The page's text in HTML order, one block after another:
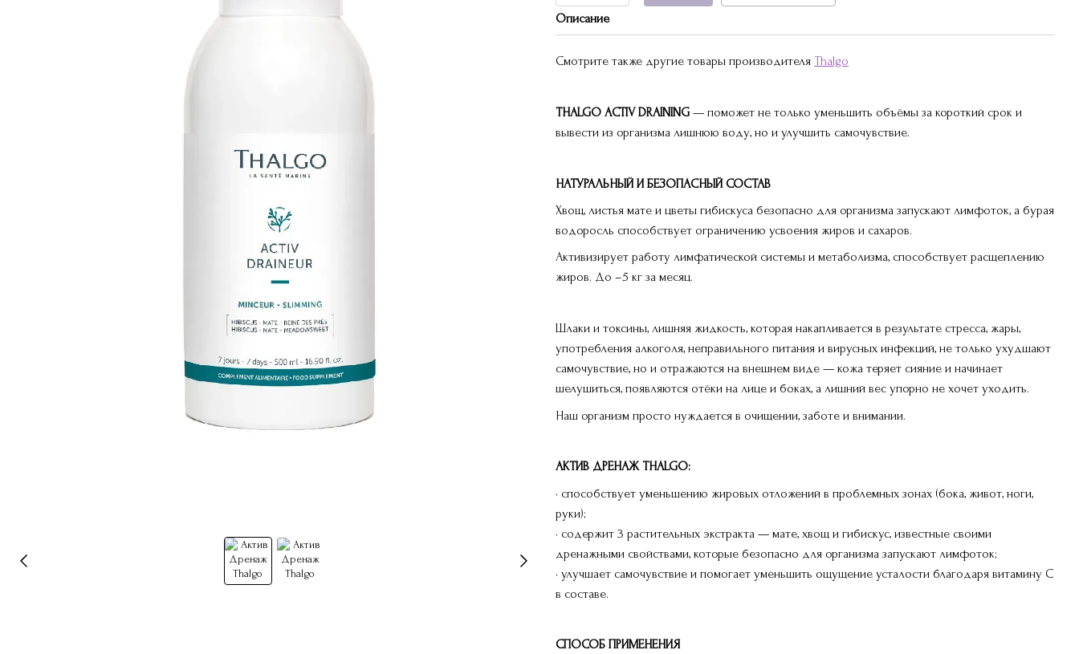
Описание
Смотрите также другие товары производителя Thalgo
THALGO ACTIV DRAINING— поможет не только уменьшить объёмы за короткий срок и
вывести из организма лишнюю воду, но и улучшить самочувствие.
НАТУРАЛЬНЫЙ И БЕЗОПАСНЫЙ СОСТАВ
Хвощ, листья мате и цветы гибискуса безопасно для организма запускают лимфоток, а бурая
водоросль способствует ограничению усвоения жиров и сахаров.
Активизирует работу лимфатической системы и метаболизма, способствует расщеплению
жиров. До –5 кг за месяц.
Шлаки и токсины, лишняя жидкость, которая накапливается в результате стресса, жары,
употребления алкоголя, неправильного питания и вирусных инфекций, не только ухудшают
самочувствие, но и отражаются на внешнем виде — кожа теряет сияние и начинает
шелушиться, появляются отёки на лице и боках, а лишний вес упорно не хочет уходить.
Наш организм просто нуждается в очищении, заботе и внимании.
АКТИВ ДРЕНАЖ THALGO:
• способствует уменьшению жировых отложений в проблемных зонах (бока, живот, ноги,
руки);
• содержит 3 растительных экстракта — мате, хвощ и гибискус, известные своими
дренажными свойствами, которые безопасно для организма запускают лимфоток;
• улучшает самочувствие и помогает уменьшить ощущение усталости благодаря витамину С
в составе.
СПОСОБ ПРИМЕНЕНИЯ